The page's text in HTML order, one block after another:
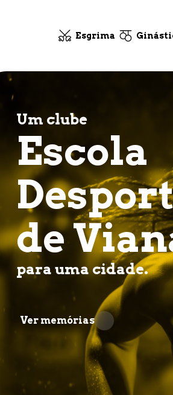
Esgrima
Um clube
Escola
de
para uma cidade.
Ver memórias